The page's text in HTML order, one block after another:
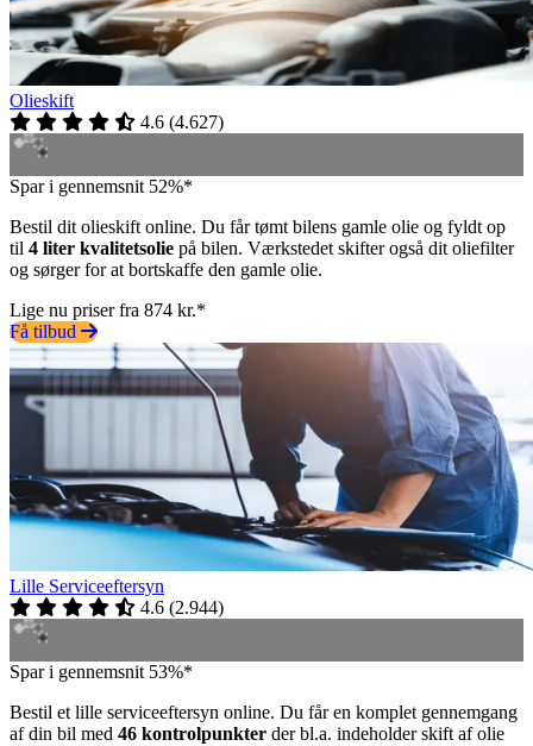
Olieskift
4.6 (4.627)
Spar i gennemsnit 52%*
Bestil dit olieskift online. Du får tømt bilens gamle olie og fyldt op
til 4 liter kvalitetsolie på bilen. Værkstedet skifter også dit oliefilter
og sørger for at bortskaffe den gamle olie.
Lige nu priser fra 874 kr.*
Få tilbud
Lille Serviceeftersyn
4.6 (2.944)
Spar i gennemsnit 53%*
Bestil et lille serviceeftersyn online. Du får en komplet gennemgang
af din bil med 46 kontrolpunkter der bl.a. indeholder skift af olie